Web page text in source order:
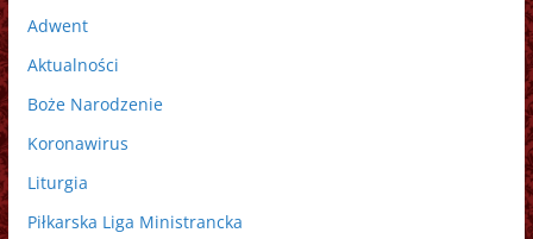
Adwent
Aktualności
Boże Narodzenie
Koronawirus
Liturgia
Piłkarska Liga Ministrancka